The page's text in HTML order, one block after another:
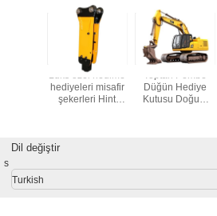
Lüks özel nedime
hediyeleri misafir
şekerleri Hint
dekorasyonu için
Toptan Pembe
Düğün Hediye
Kutusu Doğum
Dil değiştir
s
Turkish